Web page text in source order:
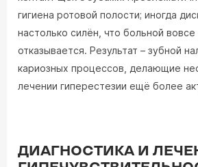
гигиена ротовой полости; иногда
настолько силён, что больной вовсе
отказывается. Результат – зубной
кариозных процессов, делающие
лечении гиперестезии ещё более
ДИАГНОСТИКА И